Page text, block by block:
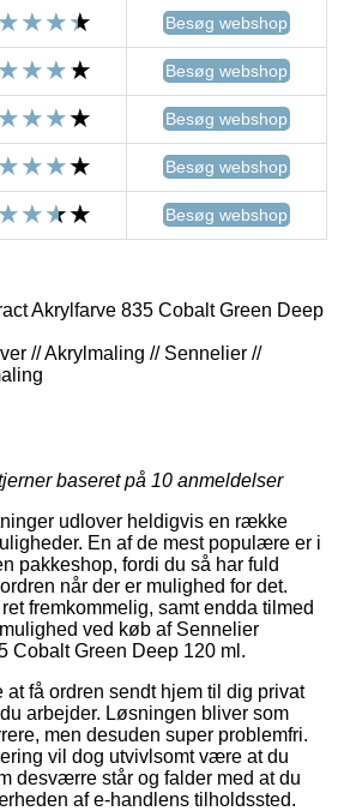
Besøg webshop
Besøg webshop
Besøg webshop
Besøg webshop
Besøg webshop
Akrylfarve 835 Cobalt Green Deep
// Akrylmaling // Sennelier //
baseret på 10 anmeldelser
udlover heldigvis en række
En af de mest populære er i
pakkeshop, fordi du så har fuld
når der er mulighed for det.
fremkommelig, samt endda tilmed
ved køb af Sennelier
Cobalt Green Deep 120 ml.
at få ordren sendt hjem til dig privat
arbejder. Løsningen bliver som
men desuden super problemfri.
vil dog utvivlsomt være at du
desværre står og falder med at du
af e-handlens tilholdssted.